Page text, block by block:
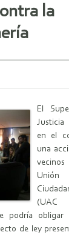
la
El
Justicia
en el
una
Unión
(UAC
podría obligar
de ley